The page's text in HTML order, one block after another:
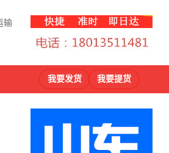
输
我要发货 我要提货